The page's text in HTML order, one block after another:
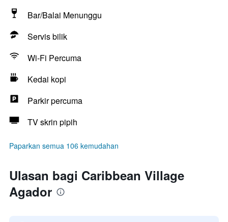
Bar/Balai Menunggu
Servis bilik
Wi-Fi Percuma
Kedai kopi
Parkir percuma
TV skrin pipih
Paparkan semua 106 kemudahan
Ulasan bagi Caribbean Village
Agador